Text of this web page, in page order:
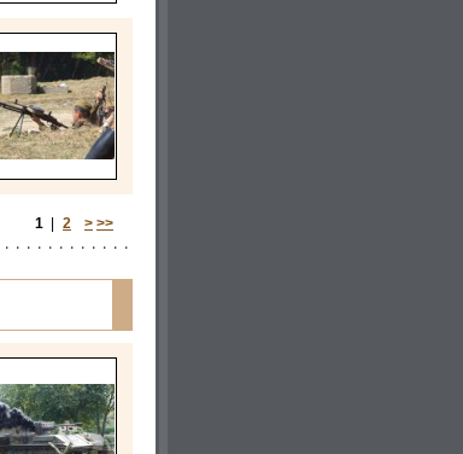
1 2 > >>